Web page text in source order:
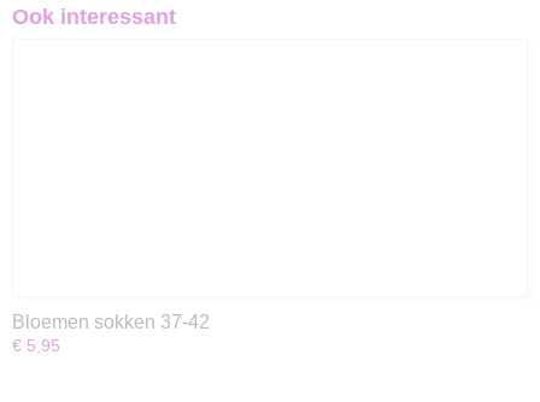
Ook interessant
Bloemen sokken 37-42
€ 5,95